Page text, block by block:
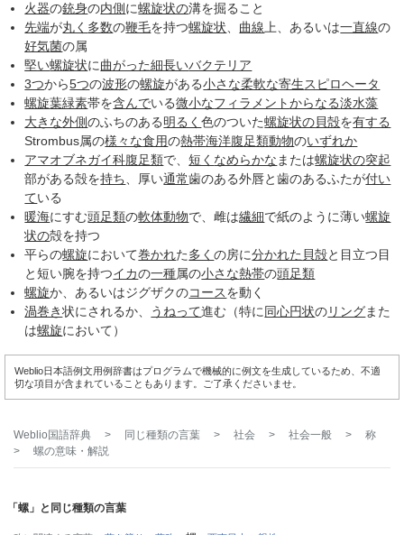
火器の銃身の内側に螺旋状の溝を掘ること
先端が丸く 多数の鞭毛を持つ螺旋状 曲線 上、あるいは一直線の
好気菌の属
堅い螺旋状に曲がった細長いバクテリア
3つから5つの波形の螺旋がある小さな柔軟な寄生スピロヘータ
螺旋葉緑素帯を含んでいる微小なフィラメントからなる淡水藻
大きな外側のふちのある明るく色のついた螺旋状の貝殻を有する
Strombus属の様々な食用の熱帯海洋腹足類動物のいずれか
アマオブネガイ科腹足類で、短く なめらかな または螺旋状の突起
部がある殻を持ち 、厚い通常歯のある外唇と歯のあるふたが付い
ている
暖海にすむ頭足類の軟体動物で、雌は繊細で紙のように薄い螺旋
状の殻を持つ
平らの螺旋において巻かれた多くの房に分かれた 貝殻と目立つ目
と短い腕を持つイカの一種属の小さな熱帯の頭足類
螺旋か、あるいはジグザクのコースを動く
渦巻き状にされるか、 うねって進む（特に同心円状のリングまた
は螺旋において）
Weblio日本語例文用例辞書はプログラムで機械的に例文を生成しているため、不適
切な項目が含まれていることもあります。ご了承くださいませ。
Weblio国語辞典 > 同じ種類の言葉 > 社会 > 社会一般 >
称
>
螺の意味・解説
「螺」と同じ種類の言葉